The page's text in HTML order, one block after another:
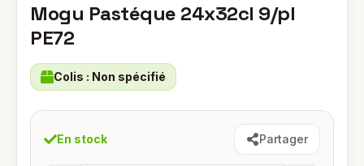
Mogu Pastéque 24x32cl 9/pl
PE72
Colis : Non spécifié
En stock Partager